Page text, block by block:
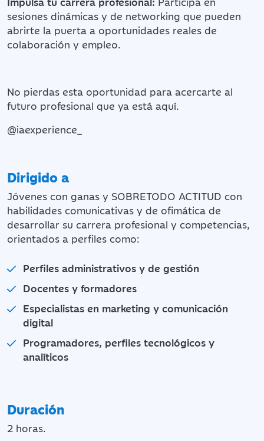
sesiones dinámicas y de networking que pueden
abrirte la puerta a oportunidades reales de
colaboración y empleo.
No pierdas esta oportunidad para acercarte al
futuro profesional que ya está aquí.
@iaexperience_
Dirigido a
Jóvenes con ganas y SOBRETODO ACTITUD con
habilidades comunicativas y de ofimática de
desarrollar su carrera profesional y competencias,
orientados a perfiles como:
Perfiles administrativos y de gestión
Docentes y formadores
Especialistas en marketing y comunicación
digital
Programadores, perfiles tecnológicos y
analíticos
Duración
2 horas.